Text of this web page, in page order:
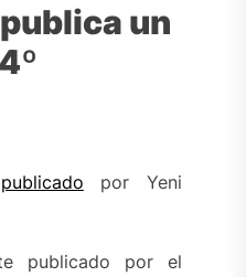
un
publicado por Yeni
publicado por el